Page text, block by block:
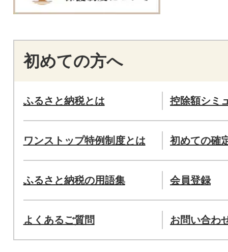
初めての方へ
ふるさと納税とは 控除額シミ
ワンストップ特例制度とは 初めての確
ふるさと納税の用語集 会員登録
よくあるご質問 お問い合わ